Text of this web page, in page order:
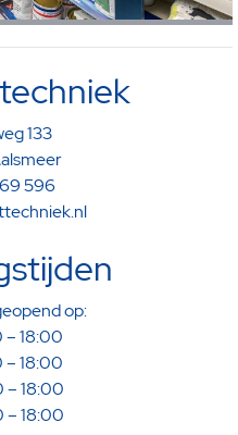
133
596
op:
18:00
18:00
18:00
18:00